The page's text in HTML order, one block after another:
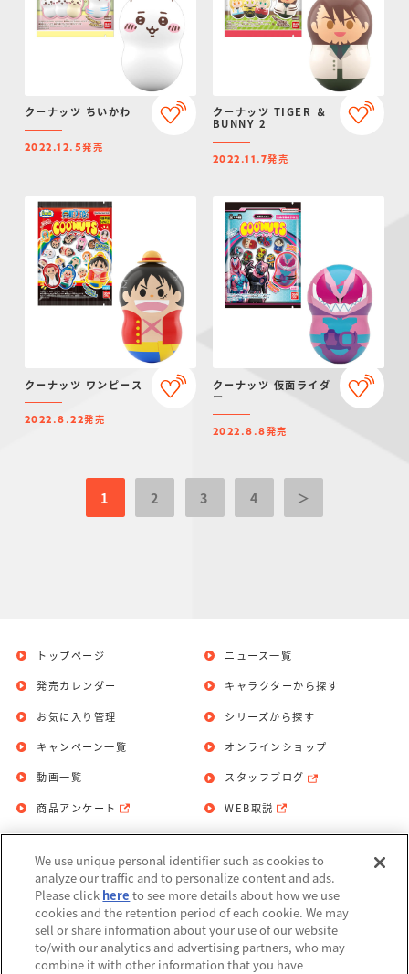
クーナッツ ちいかわ
2022.12.5発売
クーナッツ TIGER ＆
BUNNY 2
2022.11.7発売
クーナッツ ワンピース
2022.8.22発売
クーナッツ 仮面ライダ
ー
2022.8.8発売
1 2 3 4 ＞
トップページ
発売カレンダー
お気に入り管理
ニュース一覧
キャラクターから探す
シリーズから探す
キャンペーン一覧
動画一覧
商品アンケート
オンラインショップ
スタッフブログ
WEB取説
お問い合わせ 個人情報保護方針
利用規約
Do Not Sell or Share My Personal
Information
We use unique personal identifier such as cookies to
analyze our traffic and to personalize content and ads.
Please click here to see more details about how we use
cookies and the retention period of each cookie. We may
sell or share information about your use of our website
to/with our analytics and advertising partners, who may
combine it with other information that you have